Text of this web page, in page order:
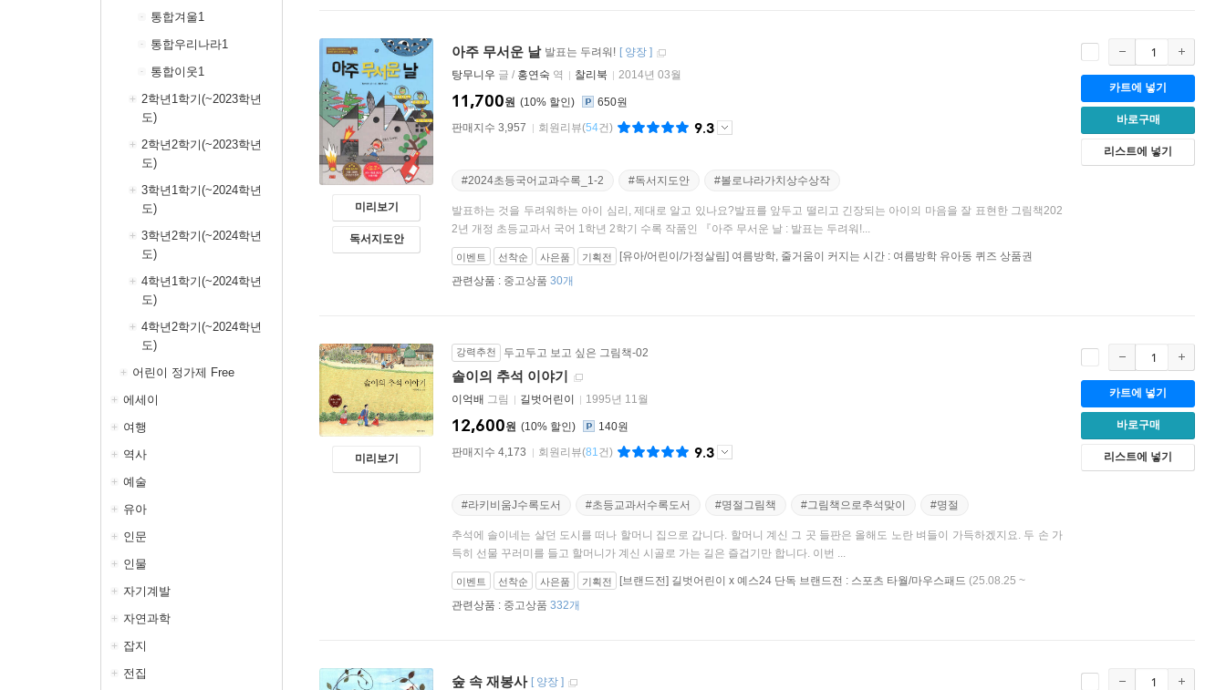
통합겨울1
통합우리나라1
통합이웃1
2학년1학기(~2023학년
도)
2학년2학기(~2023학년
도)
3학년1학기(~2024학년
도)
3학년2학기(~2024학년
도)
4학년1학기(~2024학년
도)
4학년2학기(~2024학년
도)
어린이 정가제 Free
에세이
여행
역사
예술
유아
인문
인물
자기계발
자연과학
잡지
전집
미리보기
독서지도안
아주 무서운 날 발표는 두려워! [ 양장 ]
탕무니우 글 / 홍연숙 역 찰리북 2014년 03월
10%
11,700원
650원
판매지수 3,957
회원리뷰(54건) 9.3
#2024초등국어교과수록_1-2 #독서지도안 #볼로냐라가치상수상작
발표하는 것을 두려워하는 아이 심리, 제대로 알고 있나요?발표를 앞두고 떨리고 긴장되는 아이의 마음을 잘 표현한 그림책202
2년 개정 초등교과서 국어 1학년 2학기 수록 작품인 『아주 무서운 날 : 발표는 두려워!...
이벤트 선착순 사은품 기획전
[유아/어린이/가정살림] 여름방학, 줄거움이 커지는 시간 : 여름방학 유아동 퀴즈 상품권
(26.07.20 ~ 26.08.23)
관련상품 : 중고상품 30개
카트에 넣기
바로구매
리스트에 넣기
미리보기
강력추천 두고두고 보고 싶은 그림책-02
솔이의 추석 이야기
이억배 그림 길벗어린이 1995년 11월
10%
12,600원
140원
판매지수 4,173
회원리뷰(81건) 9.3
#라키비움J수록도서 #초등교과서수록도서 #명절그림책 #그림책으로추석맞이 #명절
추석에 솔이네는 살던 도시를 떠나 할머니 집으로 갑니다. 할머니 계신 그 곳 들판은 올해도 노란 벼들이 가득하겠지요. 두 손 가
득히 선물 꾸러미를 들고 할머니가 계신 시골로 가는 길은 즐겁기만 합니다. 이번 ...
이벤트 선착순 사은품 기획전 [브랜드전] 길벗어린이 x 예스24 단독 브랜드전 : 스포츠 타월/마우스패드 (25.08.25 ~
00.12.31)
관련상품 : 중고상품 332개
카트에 넣기
바로구매
리스트에 넣기
숲 속 재봉사 [ 양장 ]